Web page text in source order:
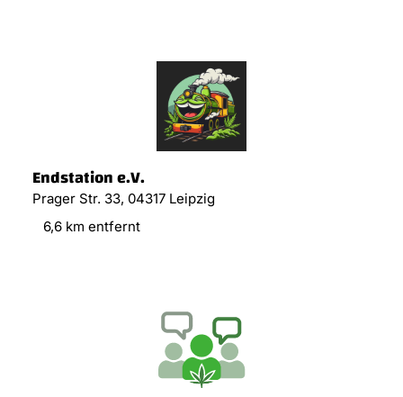
Endstation e.V.
Prager Str. 33, 04317 Leipzig
6,6 km entfernt